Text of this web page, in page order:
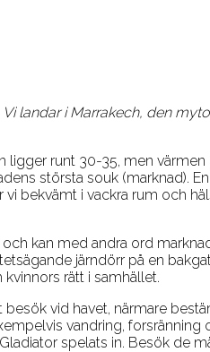
landar i Marrakech, den
ligger runt 30-35, men värmen
största souk (marknad).
bekvämt i vackra rum och
kan med andra ord
järndörr på en
rätt i samhället.
vid havet, närmare
vandring,
spelats in. Besök de